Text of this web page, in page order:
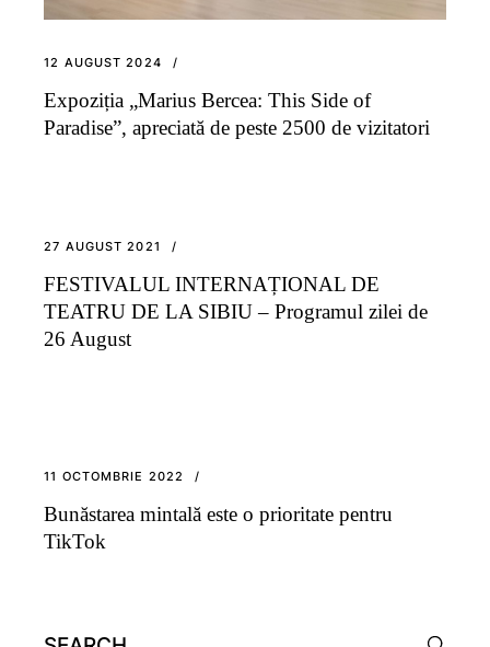
12 AUGUST 2024
Expoziția „Marius Bercea: This Side of
Paradise”, apreciată de peste 2500 de vizitatori
27 AUGUST 2021
FESTIVALUL INTERNAȚIONAL DE
TEATRU DE LA SIBIU – Programul zilei de
26 August
11 OCTOMBRIE 2022
Bunăstarea mintală este o prioritate pentru
TikTok
Search